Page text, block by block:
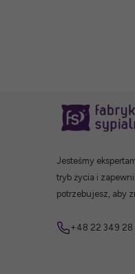
Jesteśmy
tryb życia i
potrzebujesz, aby
+48 22 349 28